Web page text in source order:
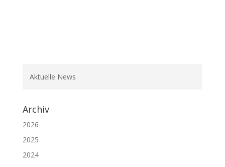
Aktuelle News
Archiv
2026
2025
2024